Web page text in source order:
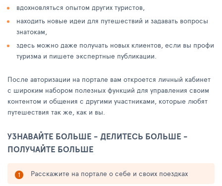
вдохновляться опытом других туристов,
находить новые идеи для путешествий и задавать вопросы
знатокам,
здесь можно даже получать новых клиентов, если вы профи
туризма и пишете экспертные публикации.
После авторизации на портале вам откроется личный кабинет
с широким набором полезных функций для управления своим
контентом и общения с другими участниками, которые любят
путешествия так же, как и вы.
УЗНАВАЙТЕ БОЛЬШЕ - ДЕЛИТЕСЬ БОЛЬШЕ -
ПОЛУЧАЙТЕ БОЛЬШЕ
Расскажите на портале о себе и своих поездках